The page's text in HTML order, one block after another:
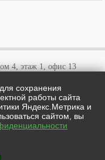
4, этаж 1, офис 13
сохранения
работы сайта
Яндекс.Метрика и
сайтом, вы